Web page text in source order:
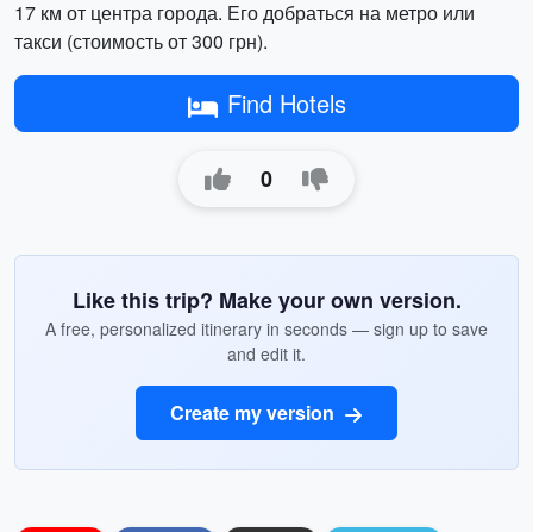
17 км от центра города. Его добраться на метро или
такси (стоимость от 300 грн).
Find Hotels
0
Like this trip? Make your own version.
A free, personalized itinerary in seconds — sign up to save
and edit it.
Create my version